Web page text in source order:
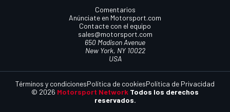
Comentarios
Anúnciate en Motorsport.com
Contacte con el equipo
sales@motorsport.com
650 Madison Avenue
New York, NY 10022
USA
© 2026 Motorsport Network Todos los derechos
reservados.
Términos y condicionesPolítica de cookiesPolítica de Privacidad